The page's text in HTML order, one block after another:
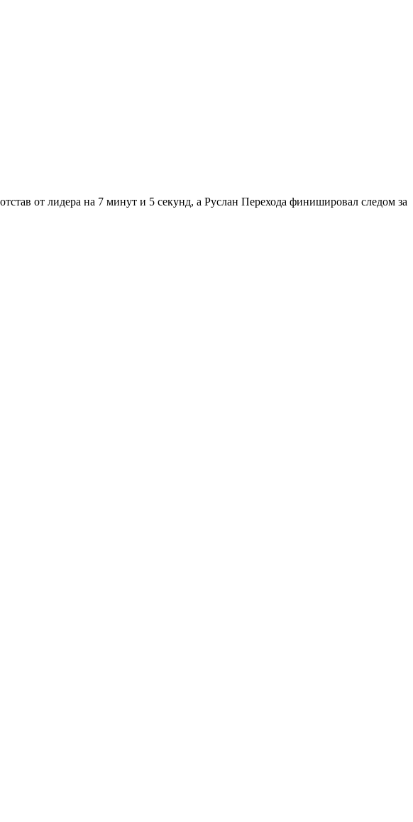
от лидера на 7 минут и 5 секунд, а Руслан Перехода финишировал следом за